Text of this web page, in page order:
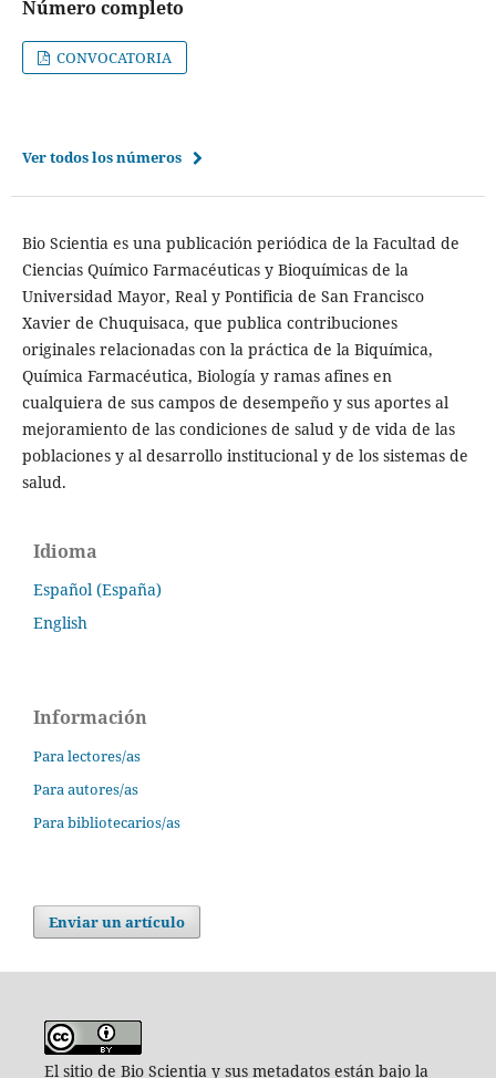
Número completo
CONVOCATORIA
Ver todos los números
Bio Scientia es una publicación periódica de la Facultad de
Ciencias Químico Farmacéuticas y Bioquímicas de la
Universidad Mayor, Real y Pontificia de San Francisco
Xavier de Chuquisaca, que publica contribuciones
originales relacionadas con la práctica de la Biquímica,
Química Farmacéutica, Biología y ramas afines en
cualquiera de sus campos de desempeño y sus aportes al
mejoramiento de las condiciones de salud y de vida de las
poblaciones y al desarrollo institucional y de los sistemas de
salud.
Idioma
Español (España)
English
Información
Para lectores/as
Para autores/as
Para bibliotecarios/as
Enviar un artículo
El sitio de Bio Scientia y sus metadatos están bajo la